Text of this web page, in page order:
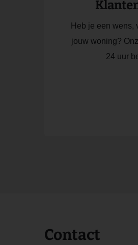
Heb je een wens,
jouw woning?
24 uur
Contact